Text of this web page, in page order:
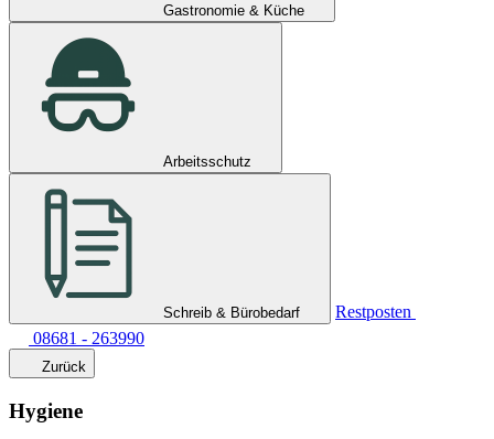
Gastronomie & Küche
Arbeitsschutz
Schreib & Bürobedarf
Restposten
08681 - 263990
Zurück
Hygiene